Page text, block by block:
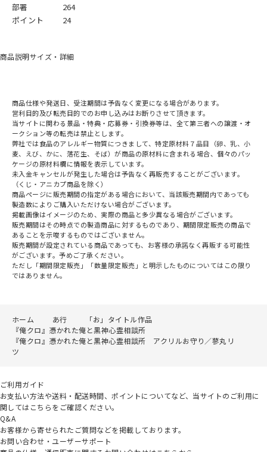
部署
264
ポイント
24
商品説明サイズ・詳細
商品仕様や発送日、受注期間は予告なく変更になる場合があります。
営利目的及び転売目的でのお申し込みはお断りさせて頂きます。
当サイトに関わる景品・特典・応募券・引換券等は、全て第三者への譲渡・オ
ークション等の転売は禁止とします。
弊社では食品のアレルギー物質につきまして、特定原材料７品目（卵、乳、小
麦、えび、かに、落花生、そば）が商品の原材料に含まれる場合、個々のパッ
ケージの原材料欄に情報を表示しています。
未入金キャンセルが発生した場合は予告なく再販売することがございます。
（くじ・アニカプ商品を除く）
商品ページに販売期間の指定がある場合において、当該販売期間内であっても
製造数によりご購入いただけない場合がございます。
掲載画像はイメージのため、実際の商品と多少異なる場合がございます。
販売期間はその時点での製造商品に対するものであり、期間限定販売の商品で
あることを示唆するものではございません。
販売期間が設定されている商品であっても、お客様の承諾なく再販する可能性
がございます。予めご了承ください。
ただし「期間限定販売」「数量限定販売」と明示したものについてはこの限り
ではありません。
ホーム あ行
「お」タイトル作品
『俺クロ』憑かれた俺と黒神心霊相談所
『俺クロ』憑かれた俺と黒神心霊相談所 アクリルお守り／蓼丸リ
ツ
ご利用ガイド
お支払い方法や送料・配送時間、ポイントについてなど、当サイトのご利用に
関してはこちらをご確認ください。
Q&A
お客様から寄せられたご質問などを掲載しております。
お問い合わせ・ユーザーサポート